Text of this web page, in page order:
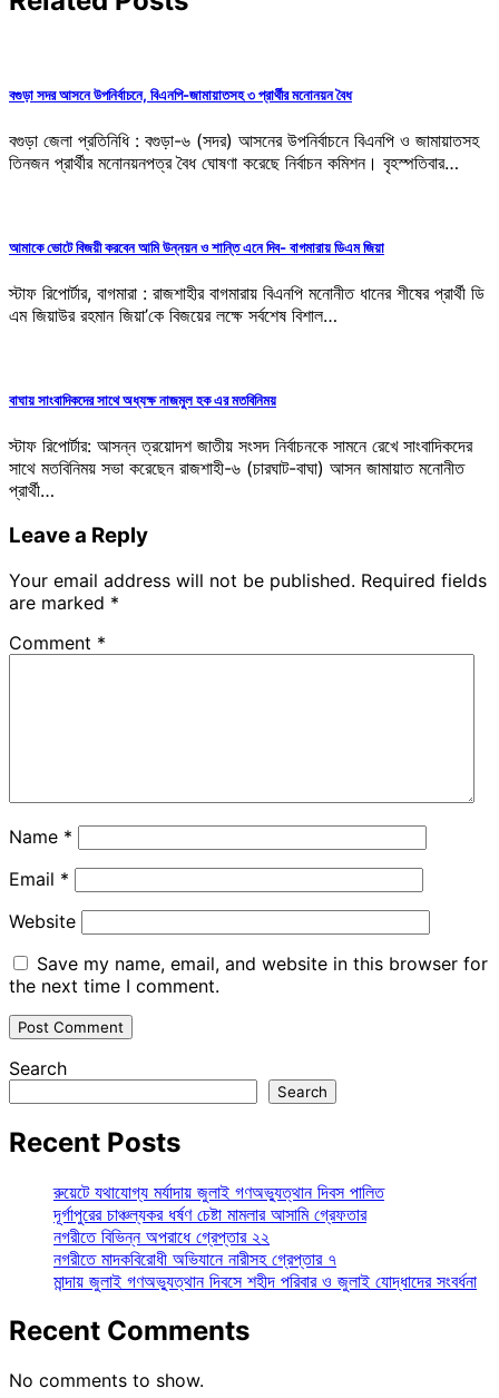
বগুড়া সদর আসনে উপনির্বাচনে, বিএনপি-জামায়াতসহ ৩ প্রার্থীর মনোনয়ন বৈধ
বগুড়া জেলা প্রতিনিধি : বগুড়া-৬ (সদর) আসনের উপনির্বাচনে বিএনপি ও জামায়াতসহ
তিনজন প্রার্থীর মনোনয়নপত্র বৈধ ঘোষণা করেছে নির্বাচন কমিশন। বৃহস্পতিবার…
আমাকে ভোটে বিজয়ী করবেন আমি উন্নয়ন ও শান্তি এনে দিব- বাগমারায় ডিএম জিয়া
স্টাফ রিপোর্টার, বাগমারা : রাজশাহীর বাগমারায় বিএনপি মনোনীত ধানের শীষের প্রার্থী ডি
এম জিয়াউর রহমান জিয়া’কে বিজয়ের লক্ষে সর্বশেষ বিশাল…
বাঘায় সাংবাদিকদের সাথে অধ্যক্ষ নাজমুল হক এর মতবিনিময়
স্টাফ রিপোর্টার: আসন্ন ত্রয়োদশ জাতীয় সংসদ নির্বাচনকে সামনে রেখে সাংবাদিকদের
সাথে মতবিনিময় সভা করেছেন রাজশাহী-৬ (চারঘাট-বাঘা) আসন জামায়াত মনোনীত
প্রার্থী…
Leave a Reply
Your email address will not be published. Required fields
are marked *
Comment *
Name *
Email *
Website
Save my name, email, and website in this browser for
the next time I comment.
Search
Search
Recent Posts
রুয়েটে যথাযোগ্য মর্যাদায় জুলাই গণঅভ্যুত্থান দিবস পালিত
দূর্গাপুরের চাঞ্চল্যকর ধর্ষণ চেষ্টা মামলার আসামি গ্রেফতার
নগরীতে বিভিন্ন অপরাধে গ্রেপ্তার ২২
নগরীতে মাদকবিরোধী অভিযানে নারীসহ গ্রেপ্তার ৭
মান্দায় জুলাই গণঅভ্যুত্থান দিবসে শহীদ পরিবার ও জুলাই যোদ্ধাদের সংবর্ধনা
Recent Comments
No comments to show.